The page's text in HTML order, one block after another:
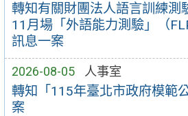
轉知有關財團法人語言訓練測
11月場「外語能力測驗」（
訊息一案
2026-08-05 人事室
轉知「115年臺北市政府模範
案